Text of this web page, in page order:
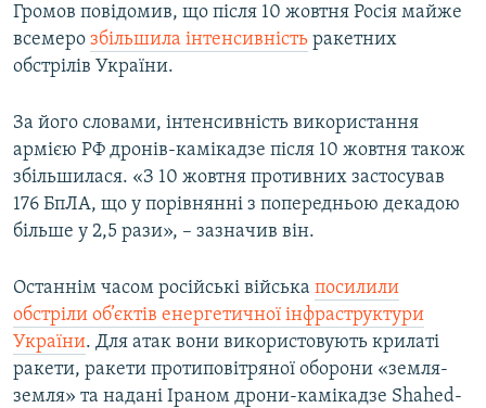
Громов повідомив, що після 10 жовтня Росія майже
всемеро збільшила інтенсивність ракетних
обстрілів України.
За його словами, інтенсивність використання
армією РФ дронів-камікадзе після 10 жовтня також
збільшилася. «З 10 жовтня противних застосував
176 БпЛА, що у порівнянні з попередньою декадою
більше у 2,5 рази», – зазначив він.
Останнім часом російські війська посилили
обстріли об’єктів енергетичної інфраструктури
України. Для атак вони використовують крилаті
ракети, ракети протиповітряної оборони «земля-
земля» та надані Іраном дрони-камікадзе Shahed-